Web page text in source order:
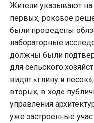
Жители указывают
первых, роковое
были проведены
лабораторные
должны были
для сельского
видят «глину и
вторых, в ходе
управления
уже застроенные